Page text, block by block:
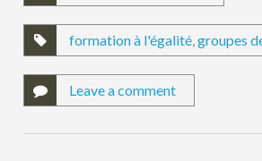
formation à l'égalité,groupes
Leave a comment